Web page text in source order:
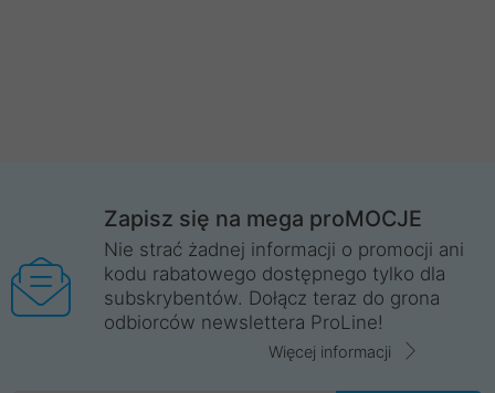
Zapisz się na mega proMOCJE
Nie strać żadnej informacji o promocji ani
kodu rabatowego dostępnego tylko dla
subskrybentów. Dołącz teraz do grona
odbiorców newslettera ProLine!
Więcej informacji